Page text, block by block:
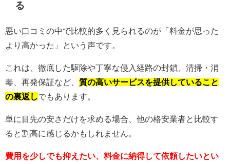
る
悪い口コミの中で比較的多く見られるのが「料金が思った
より高かった」という声です。
これは、徹底した駆除や丁寧な侵入経路の封鎖、清掃・消
毒、再発保証など、 質の高いサービスを提供していること
の裏返しでもあります。
単に目先の安さだけを求める場合、他の格安業者と比較す
ると割高に感じるかもしれません。
費用を少しでも抑えたい、料金に納得して依頼したいとい